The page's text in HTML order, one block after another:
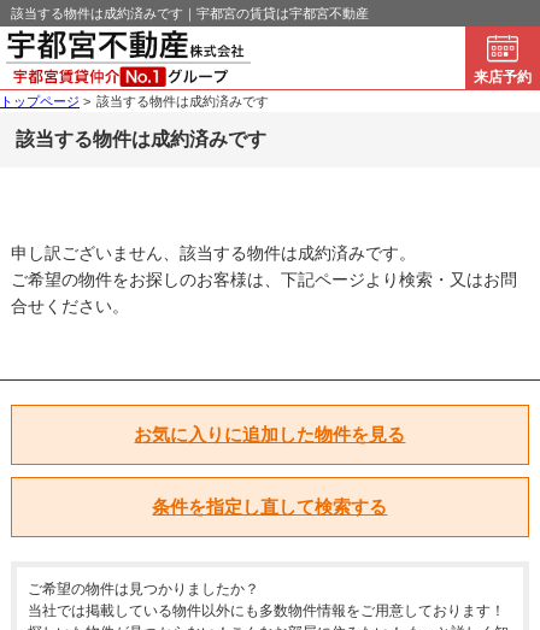
該当する物件は成約済みです｜宇都宮の賃貸は宇都宮不動産
来店予約
トップページ > 該当する物件は成約済みです
該当する物件は成約済みです
申し訳ございません、該当する物件は成約済みです。
ご希望の物件をお探しのお客様は、下記ページより検索・又はお問
合せください。
お気に入りに追加した物件を見る
条件を指定し直して検索する
ご希望の物件は見つかりましたか？
当社では掲載している物件以外にも多数物件情報をご用意しております！